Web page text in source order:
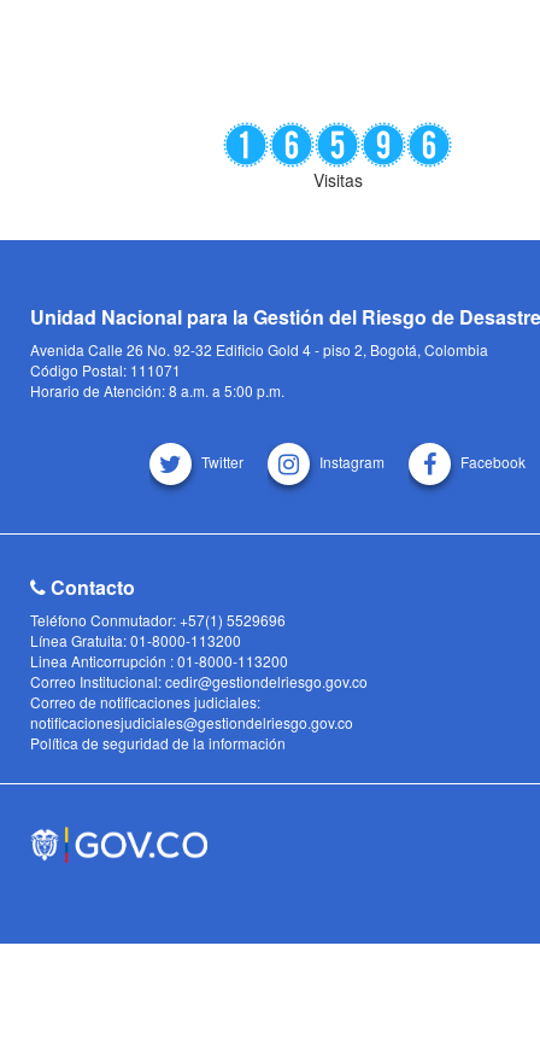
Visitas
Unidad Nacional para la Gestión del Riesgo de
Avenida Calle 26 No. 92-32 Edificio Gold 4 - piso 2, Bogotá, Colombia
Código Postal: 111071
Horario de Atención: 8 a.m. a 5:00 p.m.
Twitter Instagram Facebook
Contacto
Teléfono Conmutador: +57(1) 5529696
Línea Gratuita: 01-8000-113200
Linea Anticorrupción : 01-8000-113200
Correo Institucional: cedir@gestiondelriesgo.gov.co
Correo de notificaciones judiciales:
notificacionesjudiciales@gestiondelriesgo.gov.co
Política de seguridad de la información